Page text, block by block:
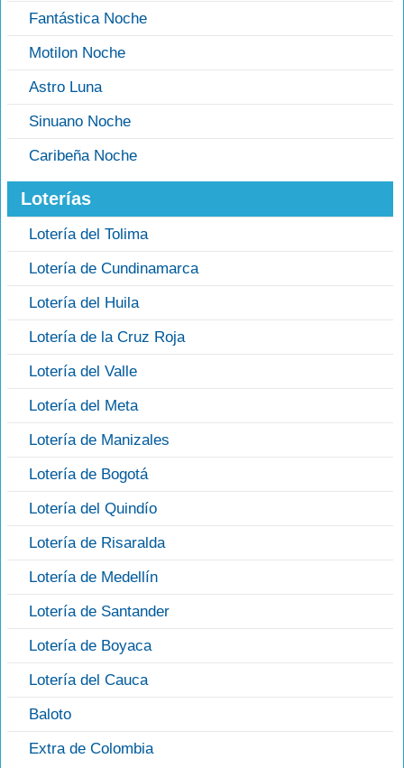
Fantástica Noche
Motilon Noche
Astro Luna
Sinuano Noche
Caribeña Noche
Loterías
Lotería del Tolima
Lotería de Cundinamarca
Lotería del Huila
Lotería de la Cruz Roja
Lotería del Valle
Lotería del Meta
Lotería de Manizales
Lotería de Bogotá
Lotería del Quindío
Lotería de Risaralda
Lotería de Medellín
Lotería de Santander
Lotería de Boyaca
Lotería del Cauca
Baloto
Extra de Colombia